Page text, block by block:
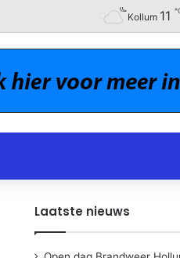
Kollum 11
Laatste nieuws